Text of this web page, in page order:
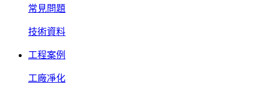
常見問題
技術資料
工程案例
工廠凈化